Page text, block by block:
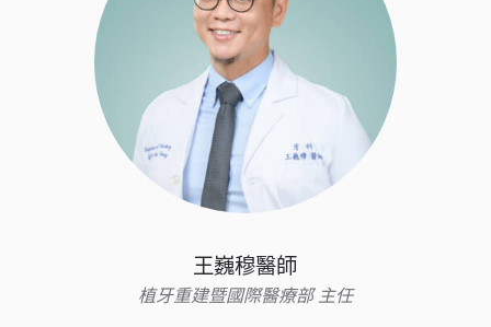
王巍穆醫師
植牙重建暨國際醫療部 主任